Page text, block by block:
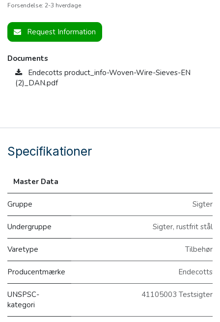
Forsendelse: 2-3 hverdage
Request Information
Documents
Endecotts product_info-Woven-Wire-Sieves-EN
(2)_DAN.pdf
Specifikationer
Master Data
Gruppe Sigter
Undergruppe Sigter, rustfrit stål
Varetype Tilbehør
Producentmærke Endecotts
UNSPSC-
kategori
41105003 Testsigter